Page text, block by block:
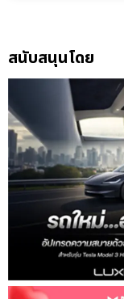
สนับสนุนโดย